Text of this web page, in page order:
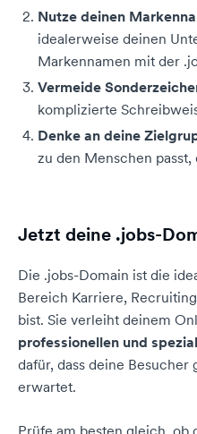
Nutze deinen
idealerweise deinen
Markennamen mit der
Vermeide
komplizierte
Denke an deine
zu den Menschen
Jetzt deine .jobs-
Die .jobs-Domain ist die
Bereich Karriere,
bist. Sie verleiht deinem
professionellen und
dafür, dass deine Besucher
erwartet.
Prüfe am besten gleich, ob